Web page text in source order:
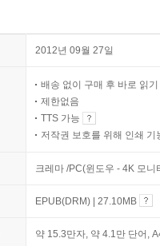
2012년 09월 27일
배송 없이 구매 후 바로 읽기
제한없음
TTS 가능
저작권 보호를 위해 인쇄 기
크레마 /PC(윈도우 - 4K 모
EPUB(DRM) | 27.10MB
약 15.3만자, 약 4.1만 단어,